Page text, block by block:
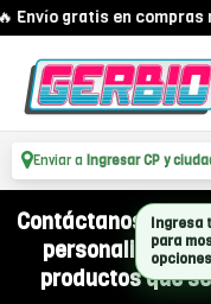
Envío gratis en compras
Enviar a Ingresar CP y
Contáctanos por
personalizado
productos que